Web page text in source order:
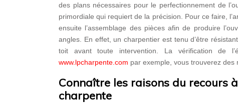
des plans nécessaires pour le perfectionnement de
primordiale qui requiert de la précision. Pour ce faire,
ensuite l’assemblage des pièces afin de produire
angles. En effet, un charpentier est tenu d’être
toit avant toute intervention. La vérification de
www.lpcharpente.com par exemple, vous trouverez des
Connaître les raisons du recours
charpente